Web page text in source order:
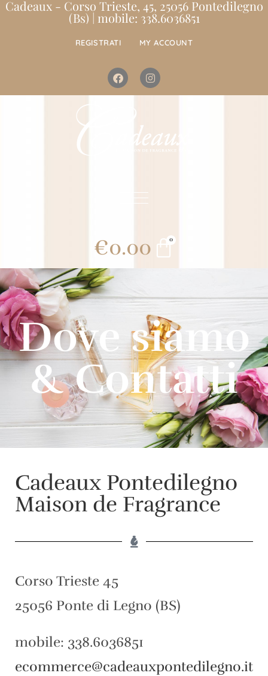
Cadeaux - Corso Trieste, 45, 25056 Pontedilegno
(Bs) | mobile: 338.6036851
REGISTRATI MY ACCOUNT
€0.00
Dove siamo
& Contatti
Cadeaux Pontedilegno
Maison de Fragrance
Corso Trieste 45
25056 Ponte di Legno (BS)
mobile: 338.6036851
ecommerce@cadeauxpontedilegno.it